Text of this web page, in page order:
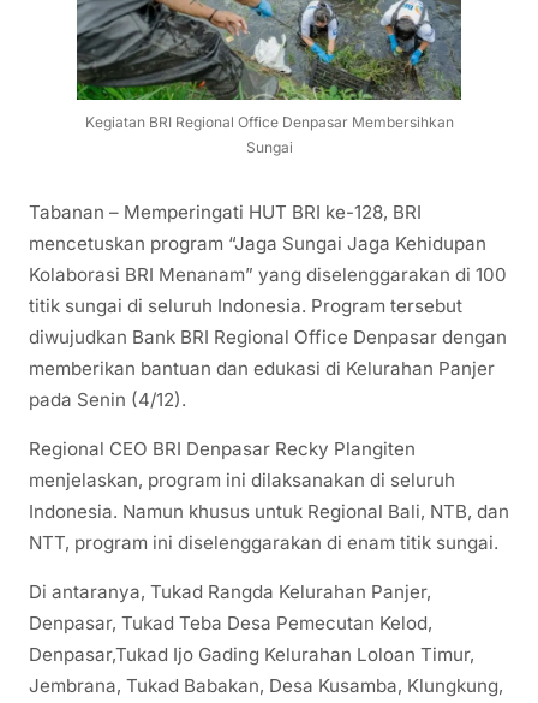
Kegiatan BRI Regional Office Denpasar Membersihkan
Sungai
Tabanan – Memperingati HUT BRI ke-128, BRI
mencetuskan program “Jaga Sungai Jaga Kehidupan
Kolaborasi BRI Menanam” yang diselenggarakan di 100
titik sungai di seluruh Indonesia. Program tersebut
diwujudkan Bank BRI Regional Office Denpasar dengan
memberikan bantuan dan edukasi di Kelurahan Panjer
pada Senin (4/12).
Regional CEO BRI Denpasar Recky Plangiten
menjelaskan, program ini dilaksanakan di seluruh
Indonesia. Namun khusus untuk Regional Bali, NTB, dan
NTT, program ini diselenggarakan di enam titik sungai.
Di antaranya, Tukad Rangda Kelurahan Panjer,
Denpasar, Tukad Teba Desa Pemecutan Kelod,
Denpasar,Tukad Ijo Gading Kelurahan Loloan Timur,
Jembrana, Tukad Babakan, Desa Kusamba, Klungkung,